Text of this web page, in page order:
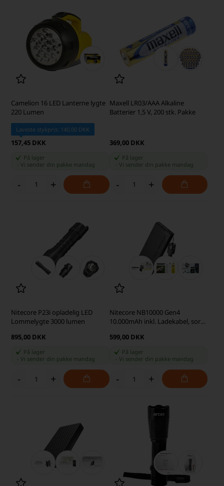
Camelion 16 LED Lanterne lygte
220 Lumen
Laveste stykpris: 140,00 DKK
157,45 DKK
På lager
-Vi sender din pakke mandag
- +
Maxell LR03/AAA Alkaline
Batterier 1,5 V, 200 stk. Pakke
369,00 DKK
På lager
Vi sender din pakke mandag
- +
Nitecore P23i opladelig LED
Lommelygte 3000 lumen
895,00 DKK
På lager
-Vi sender din pakke mandag
- +
Nitecore NB10000 Gen4
10.000mAh inkl. Ladekabel, sort
599,00 DKK
På lager
Vi sender din pakke mandag
- +